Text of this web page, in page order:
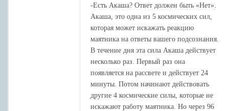
-Есть Акаша? Ответ должен быть «Нет».
Акаша, это одна из 5 космических сил,
которая может искажать реакцию
маятника на ответы вашего подсознания.
В течение дня эта сила Акаша действует
несколько раз. Первый раз она
появляется на рассвете и действует 24
минуты. Потом начинают действовать
другие 4 космические силы, которые не
искажают работу маятника. Но через 96